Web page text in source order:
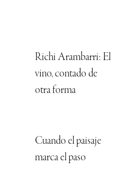
Richi Arambarri: El
vino, contado de
otra forma
Cuando el paisaje
marca el paso